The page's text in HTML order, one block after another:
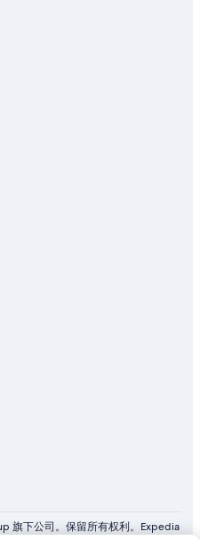
旗下公司。保留所有权利。Expedia